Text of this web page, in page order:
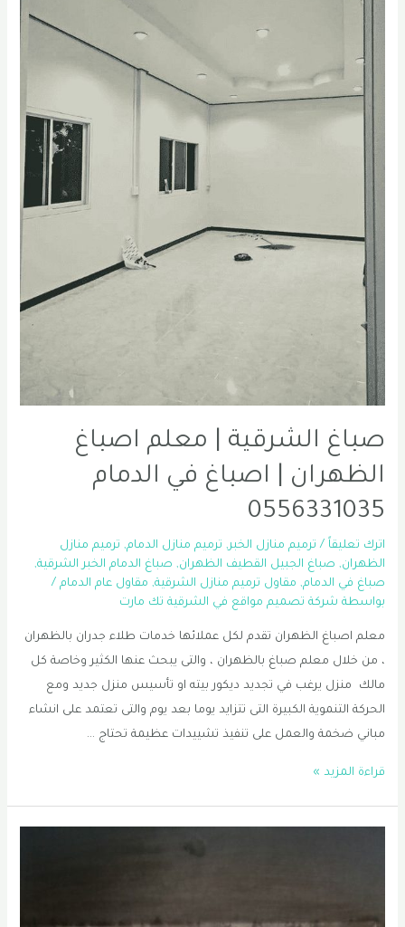
اصباغ
داخلية
سيهات
صباغ الشرقية | معلم اصباغ
الظهران | اصباغ في الدمام
0556331035
اترك تعليقاً / ترميم منازل الخبر, ترميم منازل الدمام, ترميم منازل
الظهران, صباغ الجبيل القطيف الظهران, صباغ الدمام الخبر الشرقية,
صباغ في الدمام, مقاول ترميم منازل الشرقية, مقاول عام الدمام /
بواسطة شركة تصميم مواقع في الشرقية تك مارت
معلم اصباغ الظهران تقدم لكل عملائها خدمات طلاء جدران بالظهران
، من خلال معلم صباغ بالظهران ، والتى يبحث عنها الكثير وخاصة كل
مالك منزل يرغب في تجديد ديكور بيته او تأسيس منزل جديد ومع
الحركة التنموية الكبيرة التى تتزايد يوما بعد يوم والتى تعتمد على انشاء
مباني ضخمة والعمل على تنفيذ تشييدات عظيمة تحتاج …
صباغ
قراءة المزيد »